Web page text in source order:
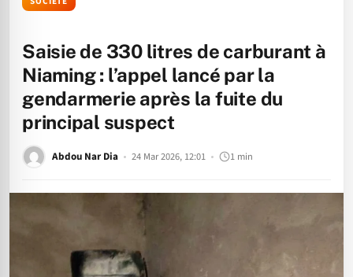
Saisie de 330 litres de carburant à
Niaming : l’appel lancé par la
gendarmerie après la fuite du
principal suspect
Abdou Nar Dia 24 Mar 2026, 12:01 1 min